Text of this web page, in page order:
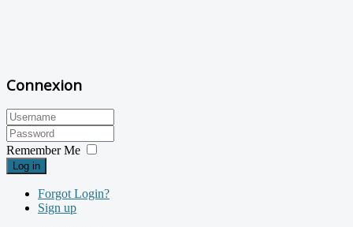
Connexion
Remember Me
Log in
Forgot Login?
Sign up